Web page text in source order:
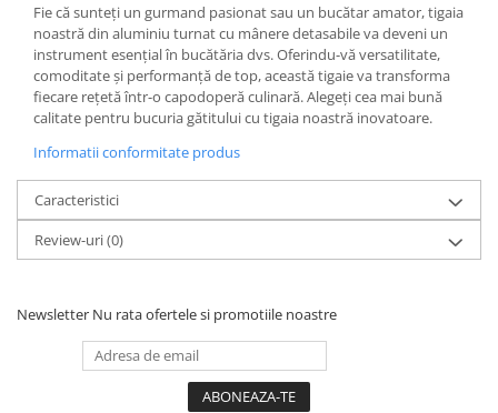
Fie că sunteți un gurmand pasionat sau un bucătar amator, tigaia
noastră din aluminiu turnat cu mânere detasabile va deveni un
instrument esențial în bucătăria dvs. Oferindu-vă versatilitate,
comoditate și performanță de top, această tigaie va transforma
fiecare rețetă într-o capodoperă culinară. Alegeți cea mai bună
calitate pentru bucuria gătitului cu tigaia noastră inovatoare.
Informatii conformitate produs
Caracteristici
Review-uri(0)
Newsletter Nu rata ofertele si promotiile noastre